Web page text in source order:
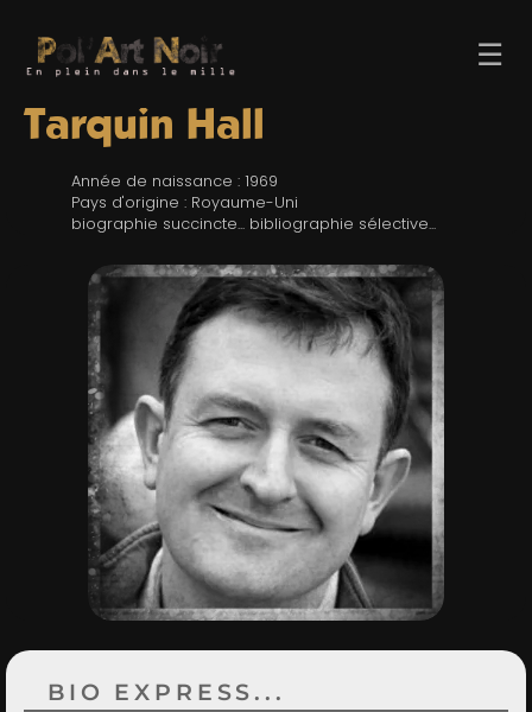
☰
TROMBINO
RECHERCHE
LIENS & FESTIVALS
UN POLAR AU HASARD
Tarquin Hall
Année de naissance : 1969
Pays d'origine : Royaume-Uni
biographie succincte... bibliographie sélective...
BIO EXPRESS...